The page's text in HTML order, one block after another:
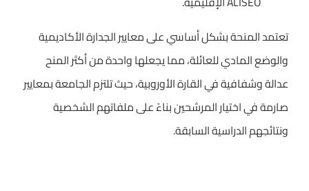
تعتمد المنحة بشكل أساسي على معايير الجدارة الأكاديمية
والوضع المادي للعائلة، مما يجعلها واحدة من أكثر المنح
عدالة وشفافية في القارة الأوروبية، حيث تلتزم الجامعة بمعايير
صارمة في اختيار المرشحين بناءً على ملفاتهم الشخصية
ونتائجهم الدراسية السابقة.